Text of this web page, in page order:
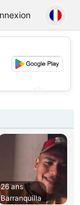
26 ans
Barranquilla